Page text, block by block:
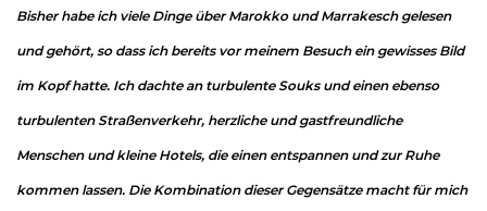
Bisher habe ich viele Dinge über Marokko und Marrakesch gelesen
und gehört, so dass ich bereits vor meinem Besuch ein gewisses Bild
im Kopf hatte. Ich dachte an turbulente Souks und einen ebenso
turbulenten Straßenverkehr, herzliche und gastfreundliche
Menschen und kleine Hotels, die einen entspannen und zur Ruhe
kommen lassen. Die Kombination dieser Gegensätze macht für mich